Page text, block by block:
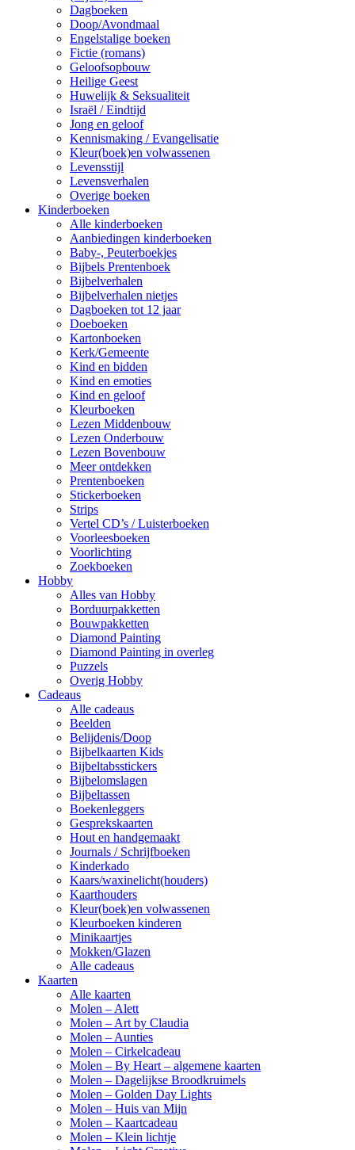
Dagboeken
Doop/Avondmaal
Engelstalige boeken
Fictie (romans)
Geloofsopbouw
Heilige Geest
Huwelijk & Seksualiteit
Israël / Eindtijd
Jong en geloof
Kennismaking / Evangelisatie
Kleur(boek)en volwassenen
Levensstijl
Levensverhalen
Overige boeken
Kinderboeken
Alle kinderboeken
Aanbiedingen kinderboeken
Baby-, Peuterboekjes
Bijbels Prentenboek
Bijbelverhalen
Bijbelverhalen nietjes
Dagboeken tot 12 jaar
Doeboeken
Kartonboeken
Kerk/Gemeente
Kind en bidden
Kind en emoties
Kind en geloof
Kleurboeken
Lezen Middenbouw
Lezen Onderbouw
Lezen Bovenbouw
Meer ontdekken
Prentenboeken
Stickerboeken
Strips
Vertel CD’s / Luisterboeken
Voorleesboeken
Voorlichting
Zoekboeken
Hobby
Alles van Hobby
Borduurpakketten
Bouwpakketten
Diamond Painting
Diamond Painting in overleg
Puzzels
Overig Hobby
Cadeaus
Alle cadeaus
Beelden
Belijdenis/Doop
Bijbelkaarten Kids
Bijbeltabsstickers
Bijbelomslagen
Bijbeltassen
Boekenleggers
Gesprekskaarten
Hout en handgemaakt
Journals / Schrijfboeken
Kinderkado
Kaars/waxinelicht(houders)
Kaarthouders
Kleur(boek)en volwassenen
Kleurboeken kinderen
Minikaartjes
Mokken/Glazen
Alle cadeaus
Kaarten
Alle kaarten
Molen – Alett
Molen – Art by Claudia
Molen – Aunties
Molen – Cirkelcadeau
Molen – By Heart – algemene kaarten
Molen – Dagelijkse Broodkruimels
Molen – Golden Day Lights
Molen – Huis van Mijn
Molen – Kaartcadeau
Molen – Klein lichtje